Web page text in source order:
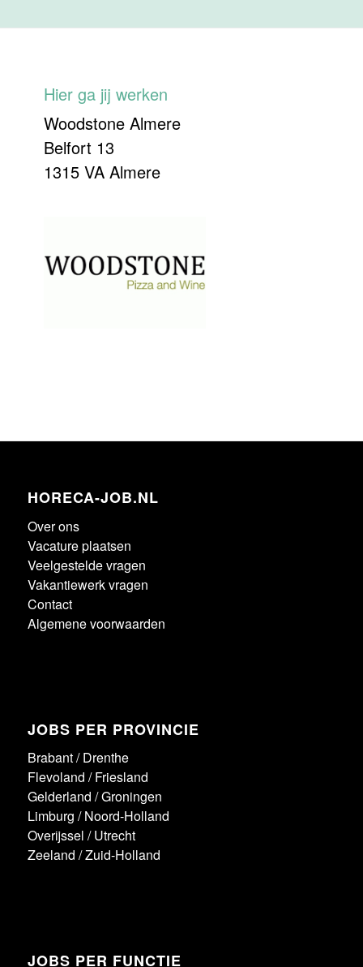
Hier ga jij werken
Woodstone Almere
Belfort 13
1315 VA Almere
HORECA-JOB.NL
Over ons
Vacature plaatsen
Veelgestelde vragen
Vakantiewerk vragen
Contact
Algemene voorwaarden
JOBS PER PROVINCIE
Brabant/Drenthe
Flevoland /Friesland
Gelderland /Groningen
Limburg /Noord-Holland
Overijssel /Utrecht
Zeeland /Zuid-Holland
JOBS PER FUNCTIE